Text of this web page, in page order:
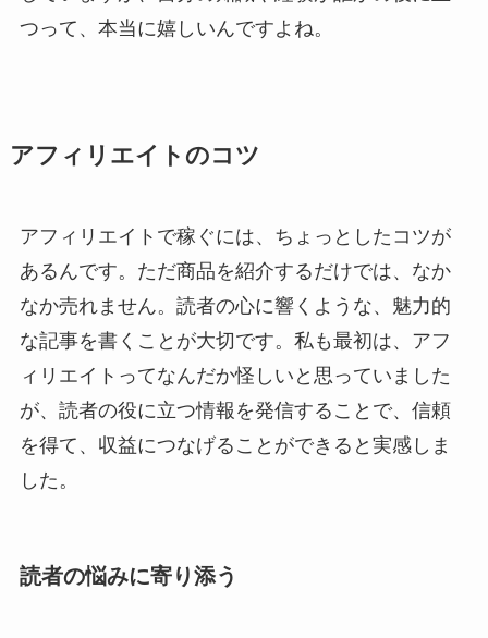
つって、本当に嬉しいんですよね。
アフィリエイトのコツ
アフィリエイトで稼ぐには、ちょっとしたコツが
あるんです。ただ商品を紹介するだけでは、なか
なか売れません。読者の心に響くような、魅力的
な記事を書くことが大切です。私も最初は、アフ
ィリエイトってなんだか怪しいと思っていました
が、読者の役に立つ情報を発信することで、信頼
を得て、収益につなげることができると実感しま
した。
読者の悩みに寄り添う